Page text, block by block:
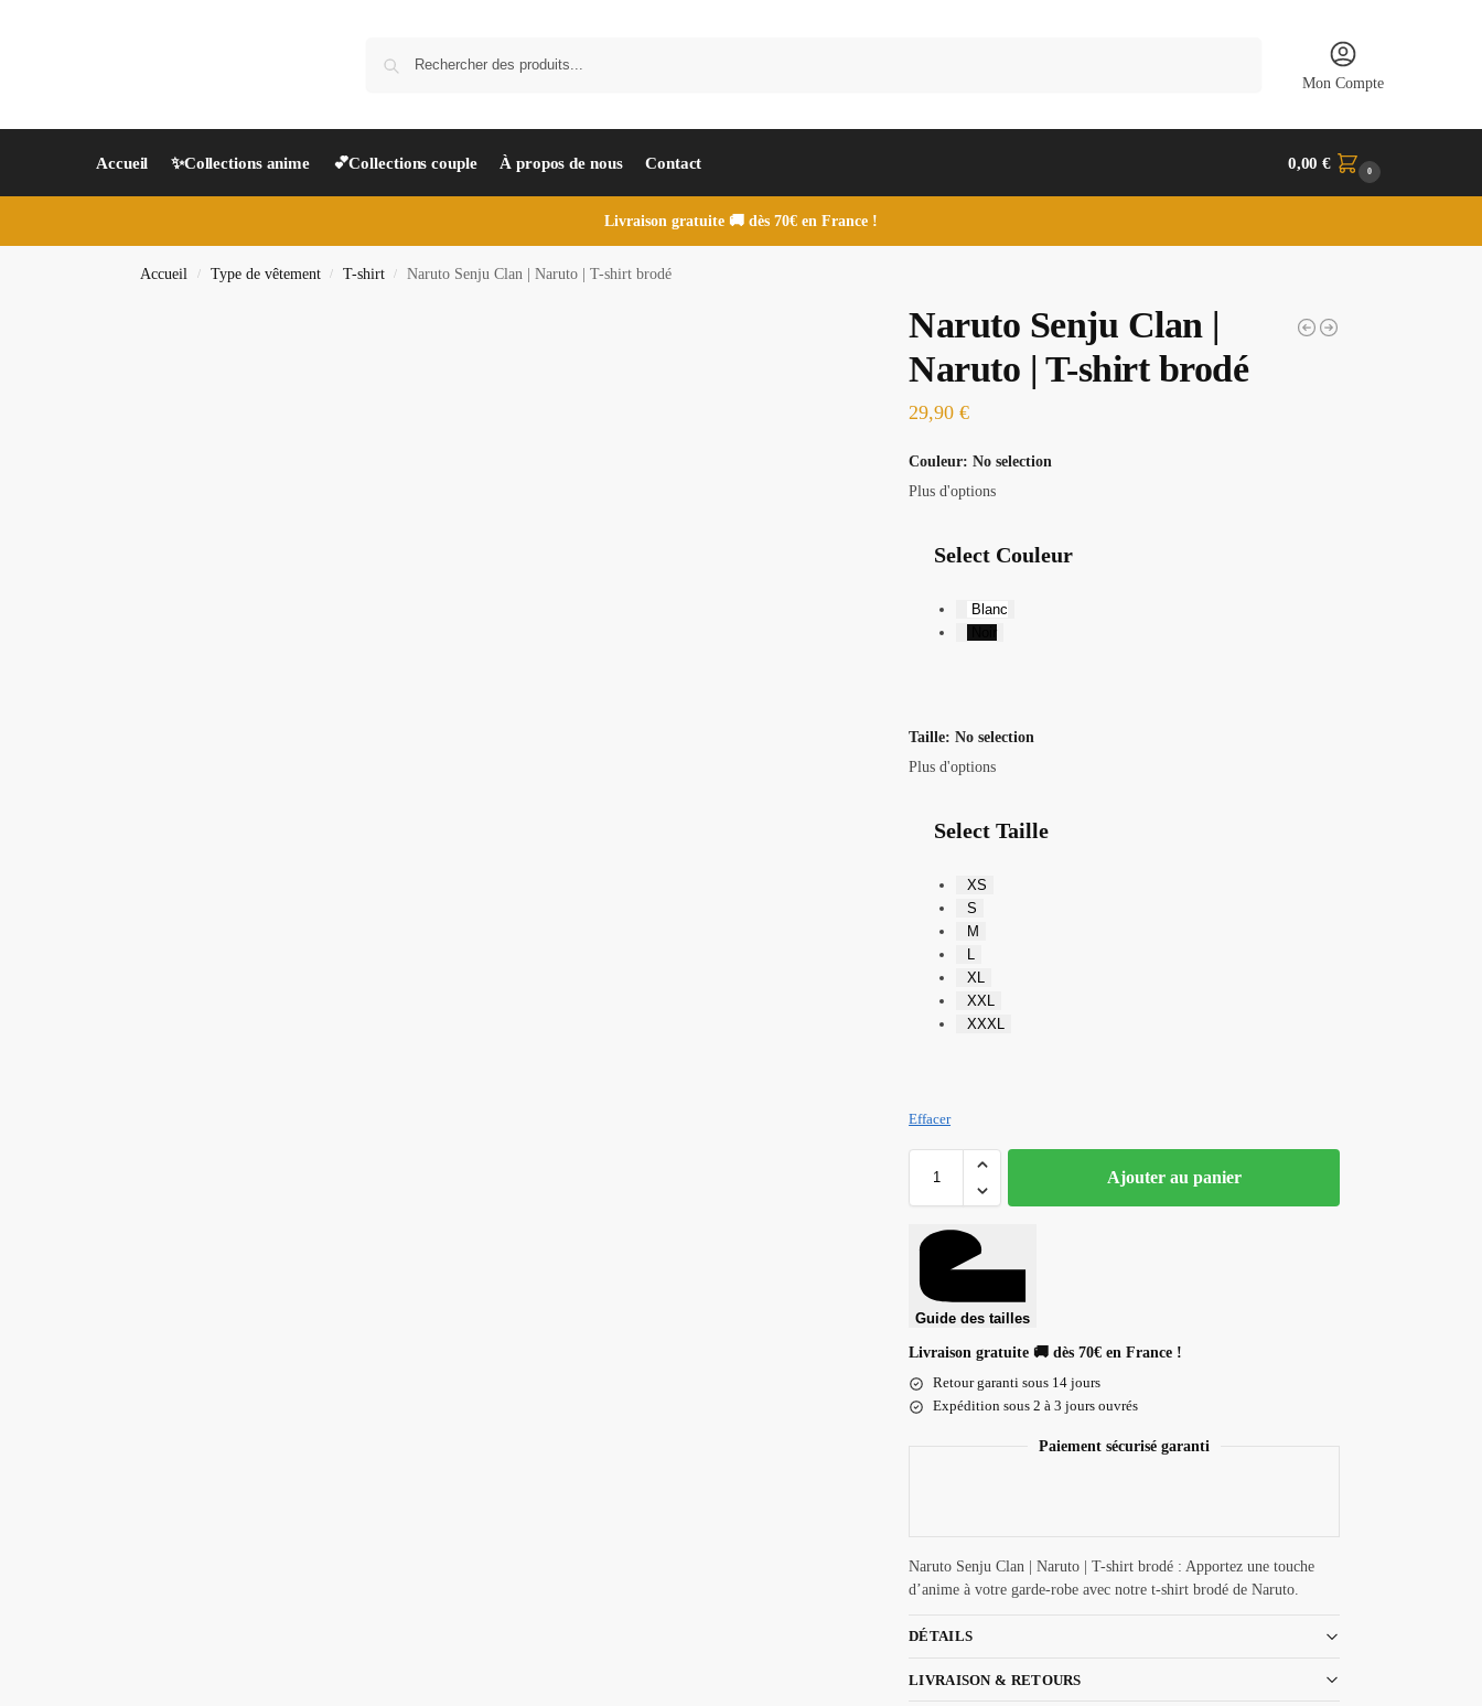
Mon Compte
Accueil ✨Collections anime 💕Collections couple À propos de nous Contact 0,00€ 0
Livraison gratuite 🚚 dès 70€ en France !
Accueil / Type de vêtement / T-shirt / Naruto Senju Clan | Naruto | T-shirt brodé
Naruto Senju Clan |
Naruto | T-shirt brodé
29,90€
Couleur: No selection
Plus d'options
Select Couleur
Blanc
Taille: No selection
Plus d'options
Select Taille
XS
S
M
L
XL
XXL
XXXL
Effacer
Ajouter au panier
Guide des tailles
Livraison gratuite 🚚 dès 70€ en France !
Retour garanti sous 14 jours
Expédition sous 2 à 3 jours ouvrés
Paiement sécurisé garanti
Naruto Senju Clan | Naruto | T-shirt brodé : Apportez une touche
d’anime à votre garde-robe avec notre t-shirt brodé de Naruto.
DÉTAILS
LIVRAISON & RETOURS